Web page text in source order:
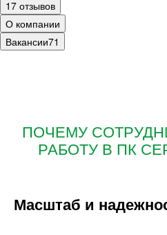
17 отзывов
О компании
Вакансии71
ПОЧЕМУ
РАБОТУ В ПК
Масштаб и